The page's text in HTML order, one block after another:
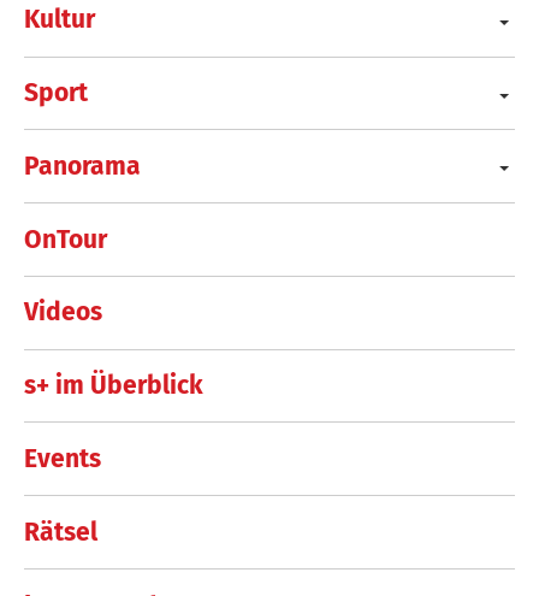
Kultur
Sport
Panorama
OnTour
Videos
s+ im Überblick
Events
Rätsel